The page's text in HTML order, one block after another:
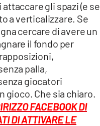
gli spazi (e se
a verticalizzare. Se
cercare di avere un
il fondo per
palla,
giocatori
gioco. Che sia chiaro.
FACEBOOK DI
DI ATTIVARE LE